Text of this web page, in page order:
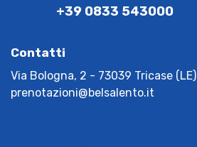
+39 0833 543000
Contatti
Via Bologna, 2 - 73039 Tricase (LE)
prenotazioni@belsalento.it